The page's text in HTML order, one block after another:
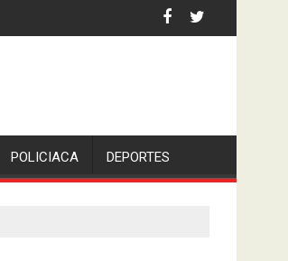
POLICIACA DEPORTES